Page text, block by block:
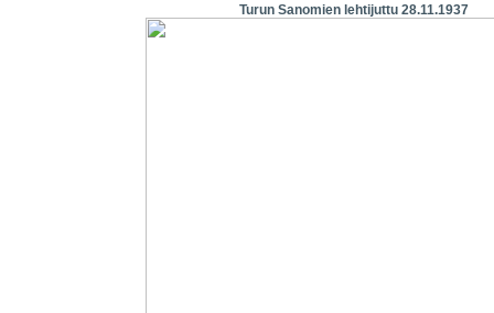
Turun Sanomien lehtijuttu 28.11.1937